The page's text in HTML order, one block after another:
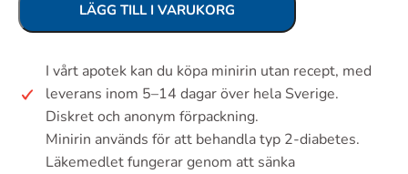
LÄGG TILL I VARUKORG
I vårt apotek kan du köpa minirin utan recept, med
leverans inom 5–14 dagar över hela Sverige.
Diskret och anonym förpackning.
Minirin används för att behandla typ 2-diabetes.
Läkemedlet fungerar genom att sänka